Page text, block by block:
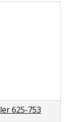
625-753